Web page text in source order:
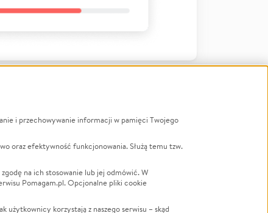
LGBTQ+
Powódź
Wichura
i przechowywanie informacji w pamięci Twojego
oraz efektywność funkcjonowania. Służą temu tzw.
na ich stosowanie lub jej odmówić. W
Pomagam.pl. Opcjonalne pliki cookie
użytkownicy korzystają z naszego serwisu – skąd